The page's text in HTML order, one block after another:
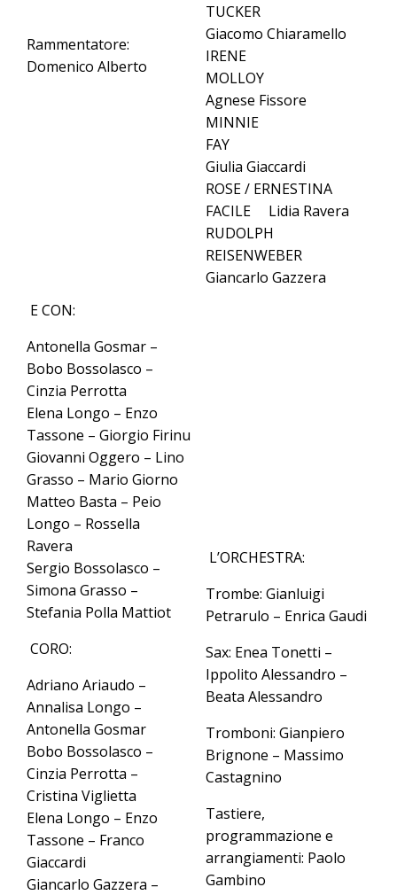
Rammentatore:
Domenico Alberto
TUCKER
Giacomo Chiaramello
IRENE
MOLLOY
Agnese Fissore
MINNIE
FAY
Giulia Giaccardi
ROSE / ERNESTINA
FACILE Lidia Ravera
RUDOLPH
REISENWEBER
Giancarlo Gazzera
E CON:
Antonella Gosmar –
Bobo Bossolasco –
Cinzia Perrotta
Elena Longo – Enzo
Tassone – Giorgio Firinu
Giovanni Oggero – Lino
Grasso – Mario Giorno
Matteo Basta – Peio
Longo – Rossella
Ravera
Sergio Bossolasco –
Simona Grasso –
Stefania Polla Mattiot
CORO:
Adriano Ariaudo –
Annalisa Longo –
Antonella Gosmar
Bobo Bossolasco –
Cinzia Perrotta –
Cristina Viglietta
Elena Longo – Enzo
Tassone – Franco
Giaccardi
Giancarlo Gazzera –
L’ORCHESTRA:
Trombe: Gianluigi
Petrarulo – Enrica Gaudi
Sax: Enea Tonetti –
Ippolito Alessandro –
Beata Alessandro
Tromboni: Gianpiero
Brignone – Massimo
Castagnino
Tastiere,
programmazione e
arrangiamenti: Paolo
Gambino